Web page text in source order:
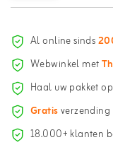
Al online sinds
Webwinkel met
Haal uw pakket
Gratis
18.000+ klanten